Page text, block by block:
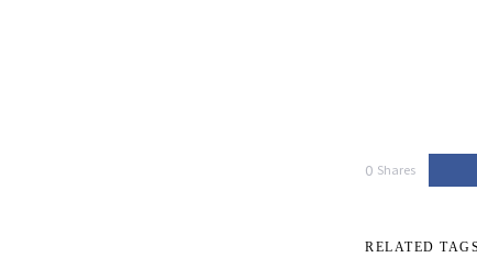
0 Shares
RELATED TAGS